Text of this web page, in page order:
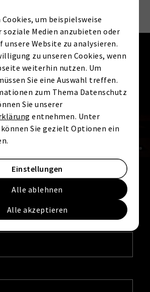
an dieser
Jetzt
anfragen.
um beispielsweise
Medien anzubieten oder
unsere Website zu analysieren.
zu unseren Cookies, wenn
weiterhin nutzen. Um
Sie eine Auswahl treffen.
zum Thema Datenschutz
Sie unserer
entnehmen. Unter
Sie gezielt Optionen ein
Einstellungen
Alle ablehnen
Alle akzeptieren